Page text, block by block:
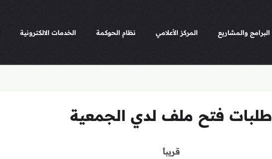
البرامج والمشاريع المركز الأعلامي نظام الحوكمة الخدمات الالكترونية
طلبات فتح ملف لدي الجمعية
قريباً